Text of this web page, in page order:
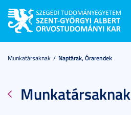
Munkatársaknak Naptárak, Órarendek
Munkatársaknak